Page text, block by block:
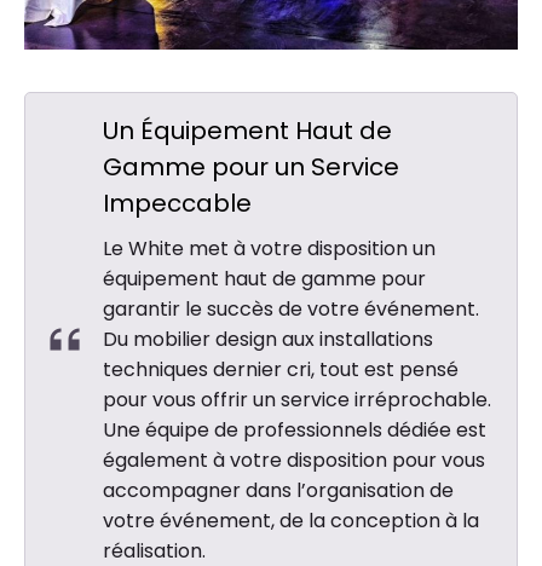
Un Équipement Haut de
Gamme pour un Service
Impeccable
Le White met à votre disposition un
équipement haut de gamme pour
garantir le succès de votre événement.
Du mobilier design aux installations
techniques dernier cri, tout est pensé
pour vous offrir un service irréprochable.
Une équipe de professionnels dédiée est
également à votre disposition pour vous
accompagner dans l’organisation de
votre événement, de la conception à la
réalisation.